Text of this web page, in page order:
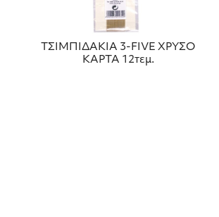
ΤΣΙΜΠΙΔΑΚΙΑ 3-FIVE ΧΡΥΣΟ
ΚΑΡΤΑ 12τεμ.